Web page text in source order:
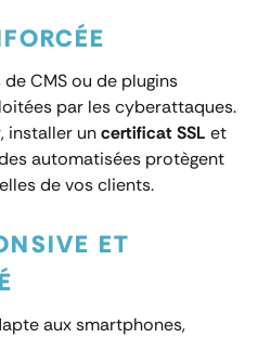
CMS ou de plugins
par les cyberattaques.
installer uncertificat SSL et
automatisées protègent
de vos clients.
ET
aux smartphones,